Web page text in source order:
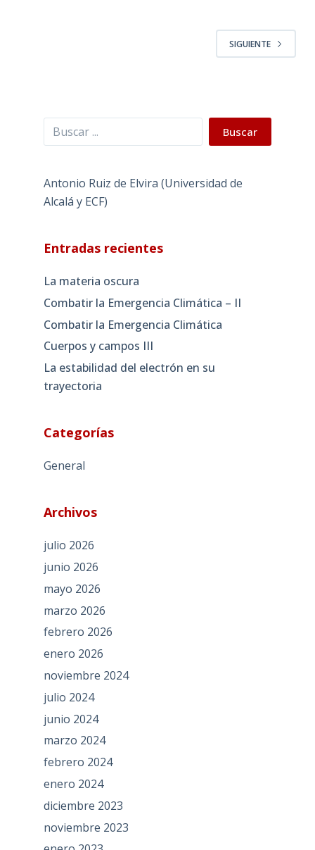
SIGUIENTE
Buscar Buscar
Antonio Ruiz de Elvira (Universidad de
Alcalá y ECF)
Entradas recientes
La materia oscura
Combatir la Emergencia Climática – II
Combatir la Emergencia Climática
Cuerpos y campos III
La estabilidad del electrón en su
trayectoria
Categorías
General
Archivos
julio 2026
junio 2026
mayo 2026
marzo 2026
febrero 2026
enero 2026
noviembre 2024
julio 2024
junio 2024
marzo 2024
febrero 2024
enero 2024
diciembre 2023
noviembre 2023